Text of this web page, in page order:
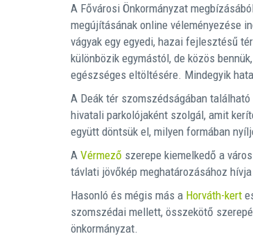
A Fővárosi Önkormányzat
megújításának online véleményezése
vágyak egy egyedi, hazai fejlesztésű
különbözik egymástól, de közös
egészséges eltöltésére. Mindegyik
A Deák tér szomszédságában található
hivatali parkolójaként szolgál, amit
együtt döntsük el, milyen formában
A Vérmező szerepe kiemelkedő a
távlati jövőkép meghatározásához
Hasonló és mégis más a Horváth-kert
szomszédai mellett, összekötő
önkormányzat.